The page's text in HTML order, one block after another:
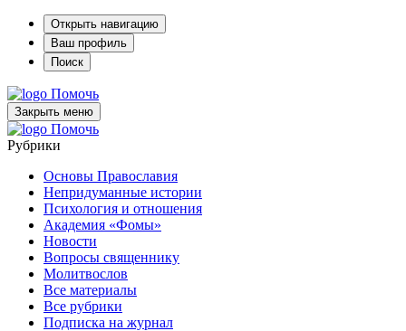
Открыть навигацию
Ваш профиль
Поиск
Помочь
Закрыть меню
Помочь
Рубрики
Основы Православия
Непридуманные истории
Психология и отношения
Академия «Фомы»
Новости
Вопросы священнику
Молитвослов
Все материалы
Все рубрики
Подписка на журнал